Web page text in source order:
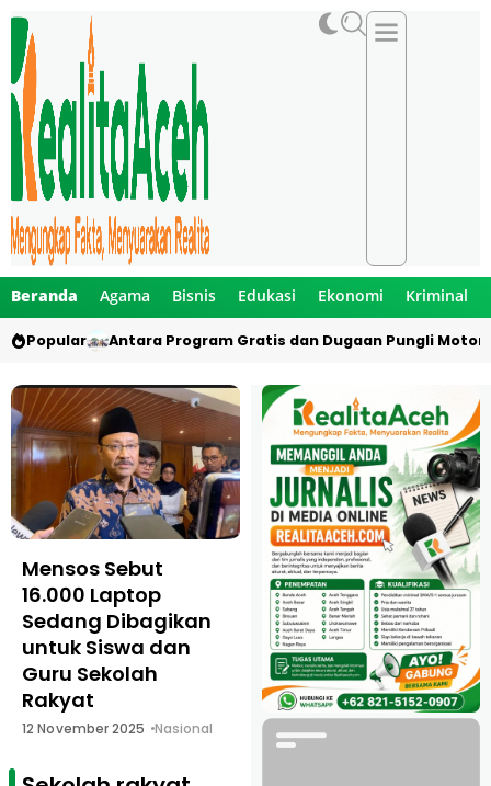
Beranda Agama Bisnis Edukasi Ekonomi Kriminal
Popular Antara Program Gratis dan Dugaan Pungli Motor
Mensos Sebut
16.000 Laptop
Sedang Dibagikan
untuk Siswa dan
Guru Sekolah
Rakyat
12 November 2025 Nasional
Dukung
Pembangunan
Sekolah Rakyat Di
Pidie, Komandan
Ibrahim : Jangan
Ulangi Kegagalan
Dana Otsus